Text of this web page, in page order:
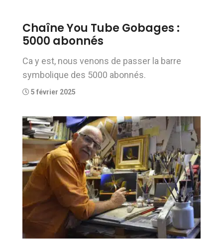
Chaîne You Tube Gobages :
5000 abonnés
Ca y est, nous venons de passer la barre
symbolique des 5000 abonnés.
5 février 2025